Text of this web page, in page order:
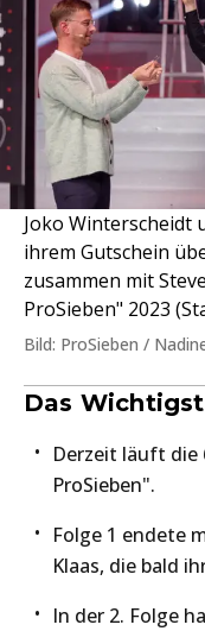
Joko Winterscheidt
ihrem Gutschein
zusammen mit
ProSieben" 2023
Bild: ProSieben /
Das
Derzeit läuft die
ProSieben".
Folge 1 endete
Klaas, die bald
In der 2. Folge